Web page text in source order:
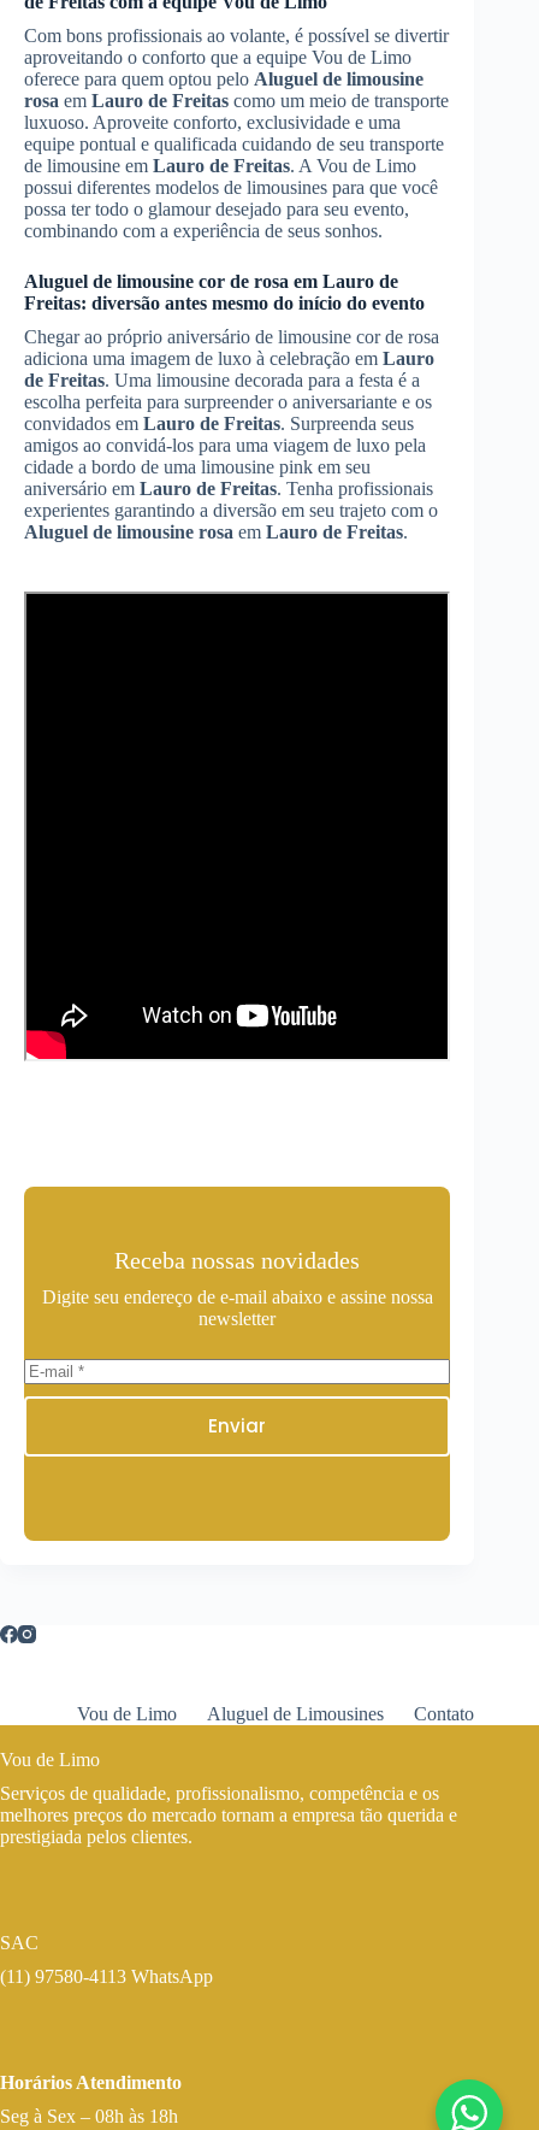
Com bons profissionais ao volante, é possível se divertir
aproveitando o conforto que a equipe Vou de Limo
oferece para quem optou pelo Aluguel de limousine
rosa em Lauro de Freitas como um meio de transporte
luxuoso. Aproveite conforto, exclusividade e uma
equipe pontual e qualificada cuidando de seu transporte
de limousine em Lauro de Freitas. A Vou de Limo
possui diferentes modelos de limousines para que você
possa ter todo o glamour desejado para seu evento,
combinando com a experiência de seus sonhos.
Aluguel de limousine cor de rosa em Lauro de
Freitas: diversão antes mesmo do início do evento
Chegar ao próprio aniversário de limousine cor de rosa
adiciona uma imagem de luxo à celebração em Lauro
de Freitas. Uma limousine decorada para a festa é a
escolha perfeita para surpreender o aniversariante e os
convidados em Lauro de Freitas. Surpreenda seus
amigos ao convidá-los para uma viagem de luxo pela
cidade a bordo de uma limousine pink em seu
aniversário em Lauro de Freitas. Tenha profissionais
experientes garantindo a diversão em seu trajeto com o
Aluguel de limousine rosa em Lauro de Freitas.
Receba nossas novidades
Digite seu endereço de e-mail abaixo e assine nossa
newsletter
Enviar
Vou de Limo Aluguel de Limousines Contato
Vou de Limo
Serviços de qualidade, profissionalismo, competência e os
melhores preços do mercado tornam a empresa tão querida e
prestigiada pelos clientes.
SAC
(11) 97580-4113 WhatsApp
Horários Atendimento
Seg à Sex – 08h às 18h